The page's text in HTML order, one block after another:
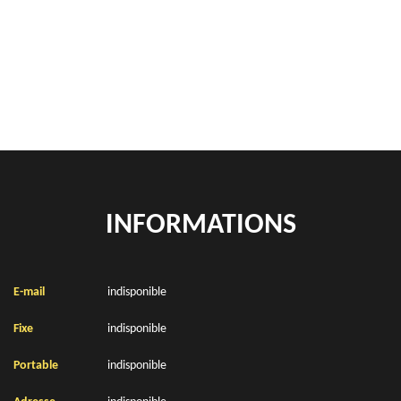
INFORMATIONS
E-mail indisponible
Fixe indisponible
Portable indisponible